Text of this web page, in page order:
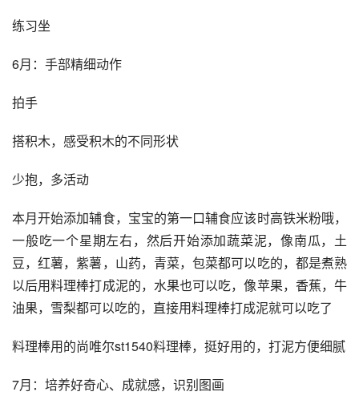
练习坐
6月：手部精细动作
拍手
搭积木，感受积木的不同形状
少抱，多活动
本月开始添加辅食，宝宝的第一口辅食应该时高铁米粉哦，
一般吃一个星期左右，然后开始添加蔬菜泥，像南瓜，土
豆，红薯，紫薯，山药，青菜，包菜都可以吃的，都是煮熟
以后用料理棒打成泥的，水果也可以吃，像苹果，香蕉，牛
油果，雪梨都可以吃的，直接用料理棒打成泥就可以吃了
料理棒用的尚唯尔st1540料理棒，挺好用的，打泥方便细腻
7月：培养好奇心、成就感，识别图画